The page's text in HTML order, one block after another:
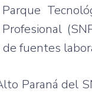
Parque
fuentes
Paraná del